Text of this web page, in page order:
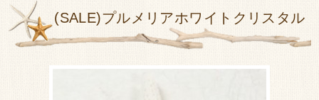
(SALE)プルメリアホワイトクリスタル